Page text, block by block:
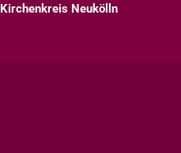
Kirchenkreis Neukölln